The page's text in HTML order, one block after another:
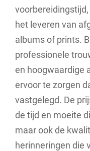
voorbereidingstijd,
het leveren van
albums of prints.
professionele
en hoogwaardige
ervoor te zorgen
vastgelegd. De
de tijd en moeite
maar ook de
herinneringen die